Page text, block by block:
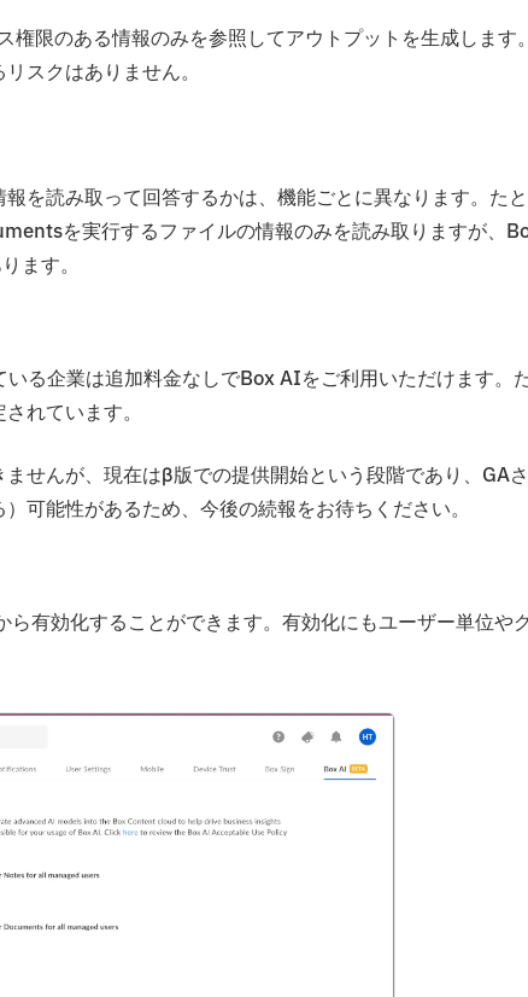
限のある情報のみを参照してアウトプットを生成します
スクはありません。
を読み取って回答するかは、機能ごとに異なります。た
を実行するファイルの情報のみを読み取りますが、
ます。
る企業は追加料金なしでBox AIをご利用いただけます。
れています。
せんが、現在はβ版での提供開始という段階であり、GA
可能性があるため、今後の続報をお待ちください。
有効化することができます。有効化にもユーザー単位や